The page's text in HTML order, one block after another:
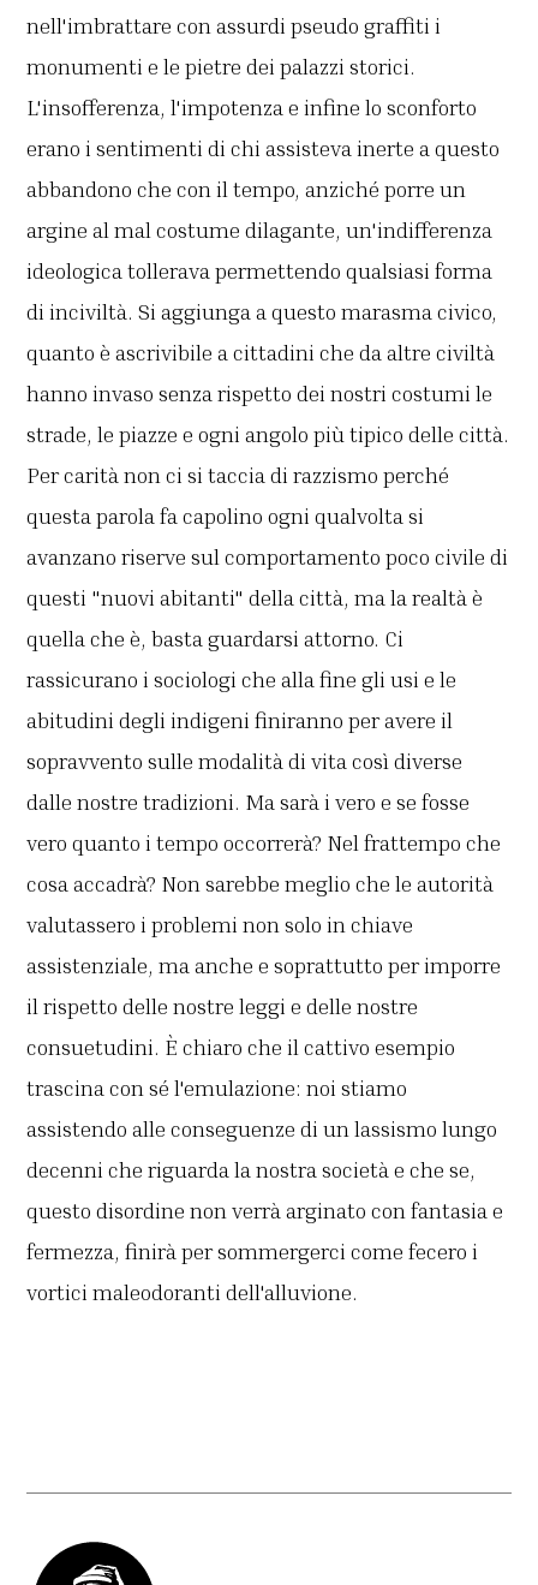
nell'imbrattare con assurdi pseudo graffiti i
monumenti e le pietre dei palazzi storici.
L'insofferenza, l'impotenza e infine lo sconforto
erano i sentimenti di chi assisteva inerte a questo
abbandono che con il tempo, anziché porre un
argine al mal costume dilagante, un'indifferenza
ideologica tollerava permettendo qualsiasi forma
di inciviltà. Si aggiunga a questo marasma civico,
quanto è ascrivibile a cittadini che da altre civiltà
hanno invaso senza rispetto dei nostri costumi le
strade, le piazze e ogni angolo più tipico delle città.
Per carità non ci si taccia di razzismo perché
questa parola fa capolino ogni qualvolta si
avanzano riserve sul comportamento poco civile di
questi "nuovi abitanti" della città, ma la realtà è
quella che è, basta guardarsi attorno. Ci
rassicurano i sociologi che alla fine gli usi e le
abitudini degli indigeni finiranno per avere il
sopravvento sulle modalità di vita così diverse
dalle nostre tradizioni. Ma sarà i vero e se fosse
vero quanto i tempo occorrerà? Nel frattempo che
cosa accadrà? Non sarebbe meglio che le autorità
valutassero i problemi non solo in chiave
assistenziale, ma anche e soprattutto per imporre
il rispetto delle nostre leggi e delle nostre
consuetudini. È chiaro che il cattivo esempio
trascina con sé l'emulazione: noi stiamo
assistendo alle conseguenze di un lassismo lungo
decenni che riguarda la nostra società e che se,
questo disordine non verrà arginato con fantasia e
fermezza, finirà per sommergerci come fecero i
vortici maleodoranti dell'alluvione.